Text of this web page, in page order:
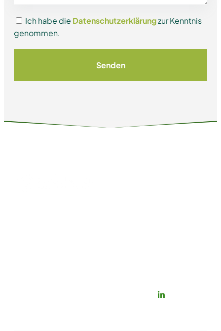
Ich habe die Datenschutzerklärungzur Kenntnis
genommen.
Senden